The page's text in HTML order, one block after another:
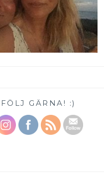
FÖLJ GÄRNA! :)